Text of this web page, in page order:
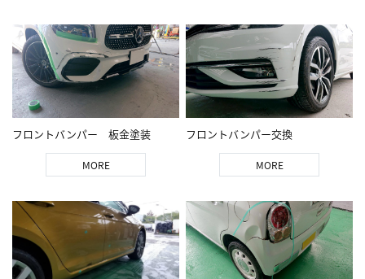
フロントバンパー 板金塗装
MORE
フロントバンパー交換
MORE